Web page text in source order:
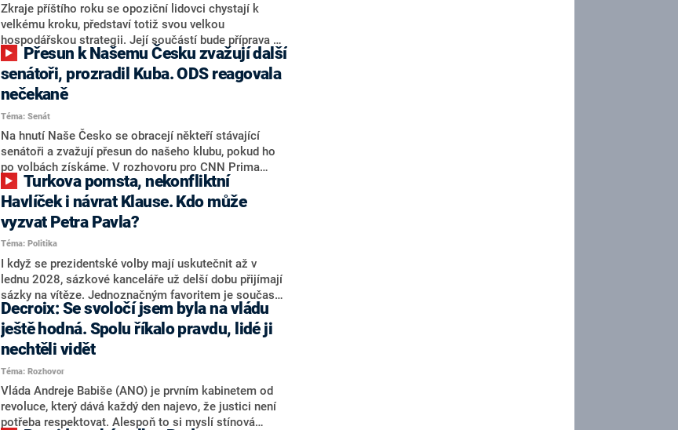
Zkraje příštího roku se opoziční lidovci chystají k
velkému kroku, představí totiž svou velkou
hospodářskou strategii. Její součástí bude příprava na
stárnutí populace, řekl ve středu na setkání s novináři
nový předseda lidovců Jan Grolich. Ten zároveň v
senátních volbách kandiduje ve Vyškově. Popsal i
aktivitu opozice, o níž vládní strany nebo političtí
komentátoři mluví jako o slabé a v defenzivě. „Je to
úmorná práce upozorňovat na chyby vlády. Ministři s
námi navíc nechodí do debat. Chceme ale ukazovat
svoje témata,“ odpověděl Grolich na dotaz CNN Prima
NEWS.
senátoři, prozradil Kuba. ODS reagovala
nečekaně
Téma: Senát
Na hnutí Naše Česko se obracejí někteří stávající
senátoři a zvažují přesun do našeho klubu, pokud ho
po volbách získáme. V rozhovoru pro CNN Prima
NEWS to řekl zakladatel hnutí a jihočeský hejtman
Martin Kuba. Konkrétní nebyl, ale získat by takto mohl
například senátora Zdeňka Hrabu, který je dnes
součástí klubu ODS a TOP 09. Hraba to na dotaz
redakce nevyloučil. Předseda klubu senátorů ODS
Zdeněk Nytra redakci řekl, že počítá s odchodem
některých senátorů z klubu a že Naše Česko není
nepřítel, ale soupeř.
Havlíček i návrat Klause. Kdo může
vyzvat Petra Pavla?
Téma: Politika
I když se prezidentské volby mají uskutečnit až v
lednu 2028, sázkové kanceláře už delší dobu přijímají
sázky na vítěze. Jednoznačným favoritem je současná
hlava státu Petr Pavel. Daleko za ním pak bookmakeři
zmiňují dva výrazné politiky ANO, tedy premiéra
Andreje Babiše a ministra průmyslu Karla Havlíčka.
Oblíbeným tipem samotných sázkařů je poslanec za
Motoristy Filip Turek. Politolog Jan Kubáček nicméně
o případné kandidatuře kohokoliv ze zmíněné trojice
značně pochybuje. Podle něj současná koalice dosud
nemá osobu, která by Pavlovi mohla konkurovat.
Decroix: Se svoločí jsem byla na vládu
ještě hodná. Spolu říkalo pravdu, lidé ji
nechtěli vidět
Téma: Rozhovor
Vláda Andreje Babiše (ANO) je prvním kabinetem od
revoluce, který dává každý den najevo, že justici není
potřeba respektovat. Alespoň to si myslí stínová